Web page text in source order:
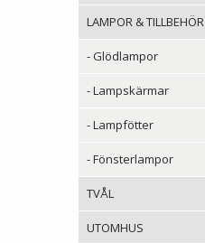
LAMPOR & TILLBEHÖR
- Glödlampor
- Lampskärmar
- Lampfötter
- Fönsterlampor
TVÅL
UTOMHUS